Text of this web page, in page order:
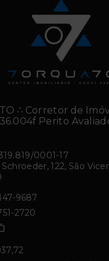
∴ Corretor de
Perito
0001-17
Schroeder, 122, São
9687
2720